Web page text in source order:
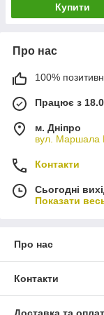
Купити
Про нас
100%
Працює з
м. Дніпро
вул. Маршала
Контакти
Сьогодні
Показати
Про нас
Контакти
Доставка та